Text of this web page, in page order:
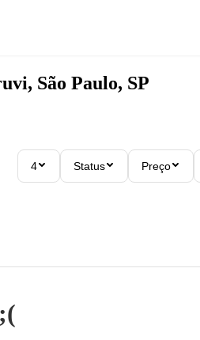
São Paulo, SP
4 Status Preço